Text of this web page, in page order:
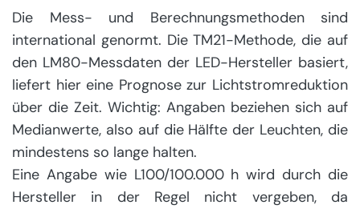
Die Mess- und Berechnungsmethoden sind
international genormt. Die TM21-Methode, die auf
den LM80-Messdaten der LED-Hersteller basiert,
liefert hier eine Prognose zur Lichtstromreduktion
über die Zeit. Wichtig: Angaben beziehen sich auf
Medianwerte, also auf die Hälfte der Leuchten, die
mindestens so lange halten.
Eine Angabe wie L100/100.000 h wird durch die
Hersteller in der Regel nicht vergeben, da